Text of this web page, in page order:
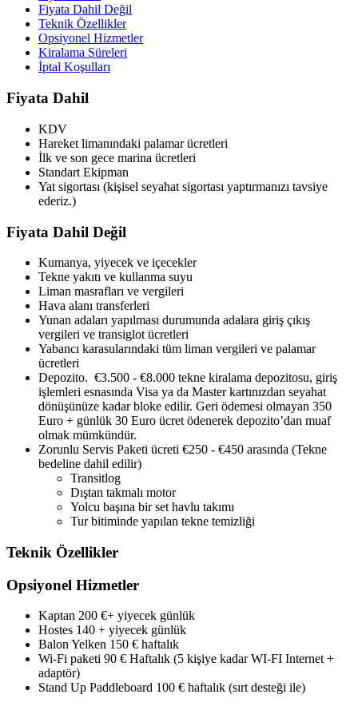
Fiyata Dahil Değil
Teknik Özellikler
Opsiyonel Hizmetler
Kiralama Süreleri
İptal Koşulları
Fiyata Dahil
KDV
Hareket limanındaki palamar ücretleri
İlk ve son gece marina ücretleri
Standart Ekipman
Yat sigortası (kişisel seyahat sigortası yaptırmanızı tavsiye
ederiz.)
Fiyata Dahil Değil
Kumanya, yiyecek ve içecekler
Tekne yakıtı ve kullanma suyu
Liman masrafları ve vergileri
Hava alanı transferleri
Yunan adaları yapılması durumunda adalara giriş çıkış
vergileri ve transiglot ücretleri
Yabancı karasularındaki tüm liman vergileri ve palamar
ücretleri
Depozito. €3.500 - €8.000 tekne kiralama depozitosu, giriş
işlemleri esnasında Visa ya da Master kartınızdan seyahat
dönüşünüze kadar bloke edilir. Geri ödemesi olmayan 350
Euro + günlük 30 Euro ücret ödenerek depozito’dan muaf
olmak mümkündür.
Zorunlu Servis Paketi ücreti €250 - €450 arasında (Tekne
bedeline dahil edilir)
Transitlog
Dıştan takmalı motor
Yolcu başına bir set havlu takımı
Tur bitiminde yapılan tekne temizliği
Teknik Özellikler
Opsiyonel Hizmetler
Kaptan 200 €+ yiyecek günlük
Hostes 140 + yiyecek günlük
Balon Yelken 150 € haftalık
Wi-Fi paketi 90 € Haftalık (5 kişiye kadar WI-FI Internet +
adaptör)
Stand Up Paddleboard 100 € haftalık (sırt desteği ile)